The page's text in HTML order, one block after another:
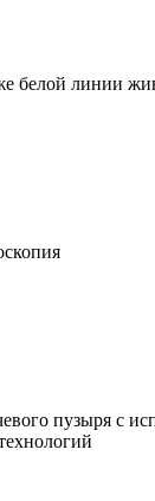
белой линии
пузыря с